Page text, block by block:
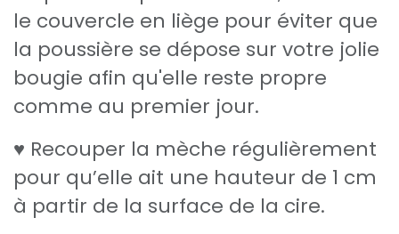
le couvercle en liège pour éviter que
la poussière se dépose sur votre jolie
bougie afin qu'elle reste propre
comme au premier jour.
♥ Recouper la mèche régulièrement
pour qu’elle ait une hauteur de 1 cm
à partir de la surface de la cire.